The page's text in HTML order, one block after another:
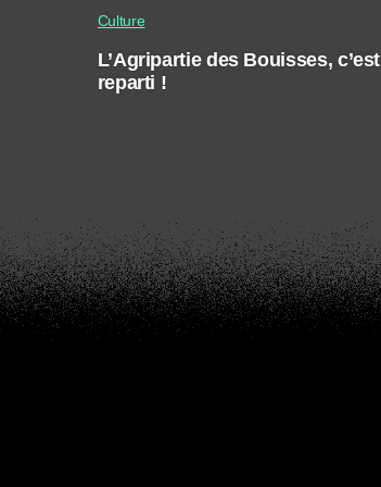
Culture
L’Agripartie des Bouisses, c’est
reparti !